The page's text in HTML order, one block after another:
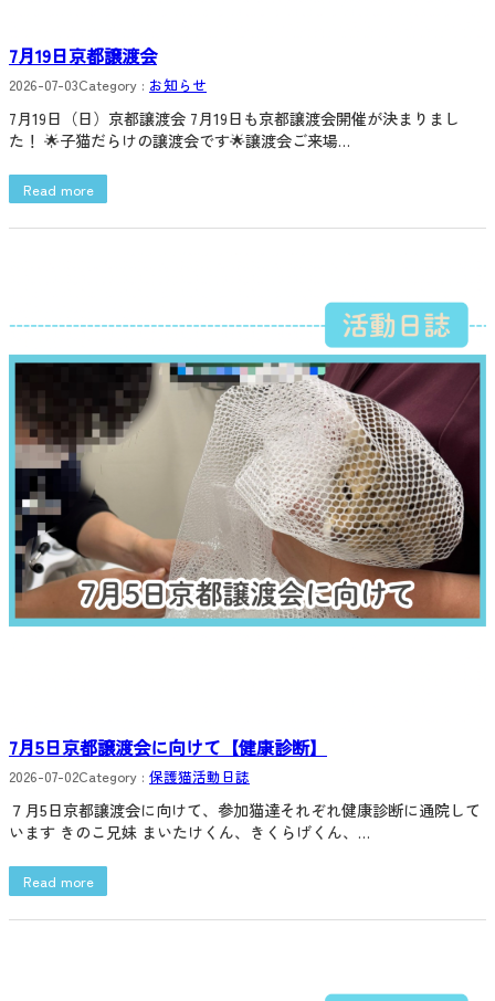
7月19日京都譲渡会
2026-07-03Category : お知らせ
7月19日（日）京都譲渡会 7月19日も京都譲渡会開催が決まりまし
た！ 🌟子猫だらけの譲渡会です🌟譲渡会ご来場…
Read more
7月5日京都譲渡会に向けて【健康診断】
2026-07-02Category : 保護猫活動日誌
７月5日京都譲渡会に向けて、参加猫達それぞれ健康診断に通院して
います きのこ兄妹 まいたけくん、きくらげくん、…
Read more